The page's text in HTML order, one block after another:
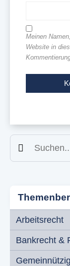
Meinen
Website in
Suchen
Arbeitsrecht
Bankrecht &